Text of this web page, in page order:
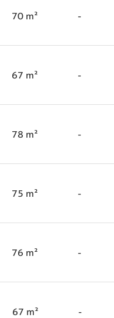
70 m² -
67 m² -
78 m² -
75 m² -
76 m² -
67 m² -